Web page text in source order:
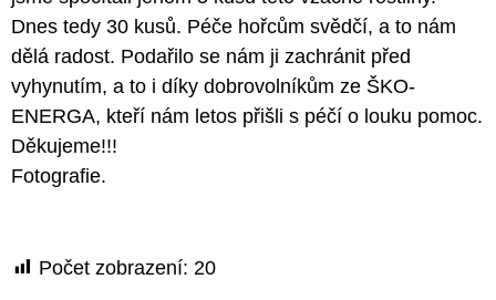
Dnes tedy 30 kusů. Péče hořcům svědčí, a to nám
dělá radost. Podařilo se nám ji zachránit před
vyhynutím, a to i díky dobrovolníkům ze ŠKO-
ENERGA, kteří nám letos přišli s péčí o louku pomoc.
Děkujeme!!!
Fotografie.
Počet zobrazení: 20